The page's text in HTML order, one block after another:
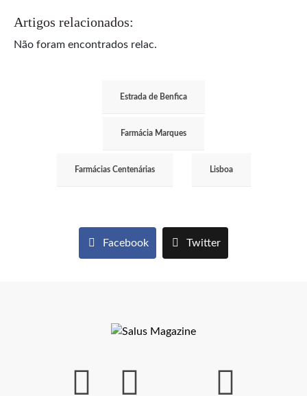
Artigos relacionados:
Não foram encontrados relac.
Estrada de Benfica
Farmácia Marques
Farmácias Centenárias Lisboa
Facebook Twitter